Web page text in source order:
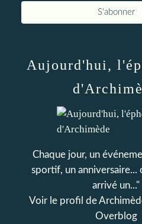
Aujourd'hui,
Chaque jour, un
sportif, un anniversaire...
arrivé un..."
Voir le profil de
Overblog